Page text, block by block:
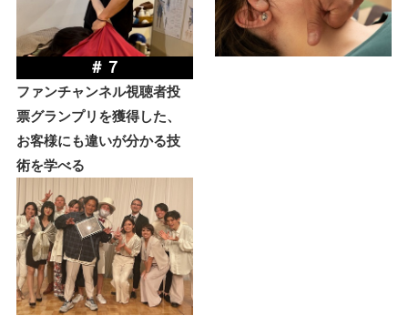
＃７
ファンチャンネル視聴者投
票グランプリを獲得した、
お客様にも違いが分かる技
術を学べる